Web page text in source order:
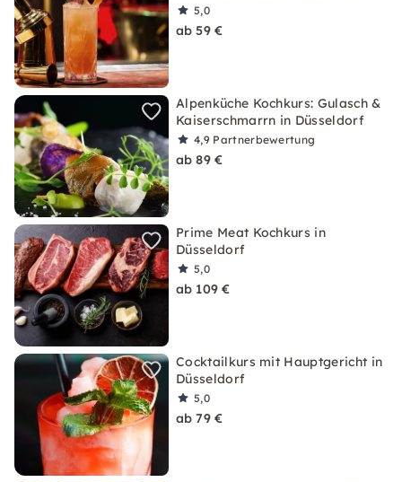
5,0
ab 59 €
Alpenküche Kochkurs: Gulasch &
Kaiserschmarrn in Düsseldorf
4,9 Partnerbewertung
ab 89 €
Prime Meat Kochkurs in
Düsseldorf
5,0
ab 109 €
Cocktailkurs mit Hauptgericht in
Düsseldorf
5,0
ab 79 €